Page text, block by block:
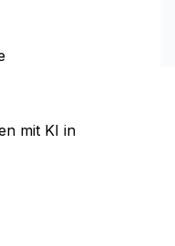
mit KI in